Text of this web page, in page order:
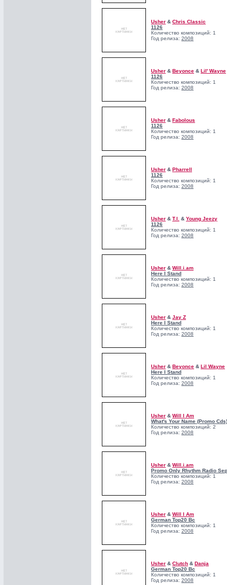
Usher & Chris Classic
1126
Количество композиций: 1
Год релиза: 2008
Usher & Beyonce & Lil' Wayne
1126
Количество композиций: 1
Год релиза: 2008
Usher & Fabolous
1126
Количество композиций: 1
Год релиза: 2008
Usher & Pharrell
1126
Количество композиций: 1
Год релиза: 2008
Usher & T.I. & Young Jeezy
1126
Количество композиций: 1
Год релиза: 2008
Usher & Will.i.am
Here I Stand
Количество композиций: 1
Год релиза: 2008
Usher & Jay Z
Here I Stand
Количество композиций: 1
Год релиза: 2008
Usher & Beyonce & Lil Wayne
Here I Stand
Количество композиций: 1
Год релиза: 2008
Usher & Will I Am
What's Your Name (Promo Cds)
Количество композиций: 2
Год релиза: 2008
Usher & Will.i.am
Promo Only Rhythm Radio
Количество композиций: 1
Год релиза: 2008
Usher & Will I Am
German Top20 Bc
Количество композиций: 1
Год релиза: 2008
Usher & Clutch & Danja
German Top20 Bc
Количество композиций: 1
Год релиза: 2008